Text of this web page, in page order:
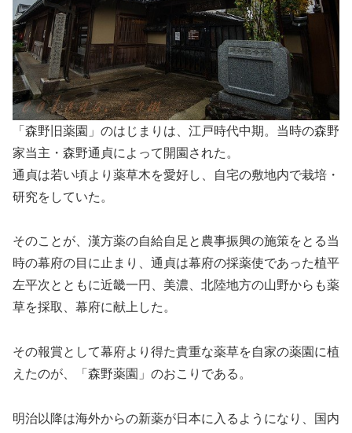
「森野旧薬園」のはじまりは、江戸時代中期。当時の森野
家当主・森野通貞によって開園された。
通貞は若い頃より薬草木を愛好し、自宅の敷地内で栽培・
研究をしていた。
そのことが、漢方薬の自給自足と農事振興の施策をとる当
時の幕府の目に止まり、通貞は幕府の採薬使であった植平
左平次とともに近畿一円、美濃、北陸地方の山野からも薬
草を採取、幕府に献上した。
その報賞として幕府より得た貴重な薬草を自家の薬園に植
えたのが、「森野薬園」のおこりである。
明治以降は海外からの新薬が日本に入るようになり、国内